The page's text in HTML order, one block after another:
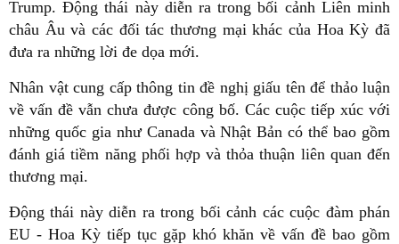
Trump. Động thái này diễn ra trong bối cảnh Liên minh
châu Âu và các đối tác thương mại khác của Hoa Kỳ đã
đưa ra những lời đe dọa mới.
Nhân vật cung cấp thông tin đề nghị giấu tên để thảo luận
về vấn đề vẫn chưa được công bố. Các cuộc tiếp xúc với
những quốc gia như Canada và Nhật Bản có thể bao gồm
đánh giá tiềm năng phối hợp và thỏa thuận liên quan đến
thương mại.
Động thái này diễn ra trong bối cảnh các cuộc đàm phán
EU - Hoa Kỳ tiếp tục gặp khó khăn về vấn đề bao gồm